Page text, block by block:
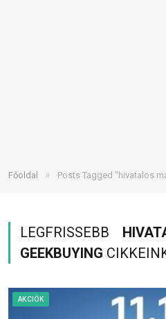
Főoldal » Posts Tagged "hivatalos
LEGFRISSEBB
GEEKBUYING
AKCIÓK